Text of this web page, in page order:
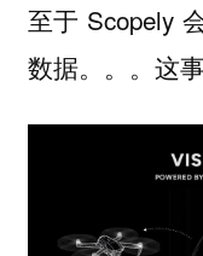
至于 Scopely
数据。。。这